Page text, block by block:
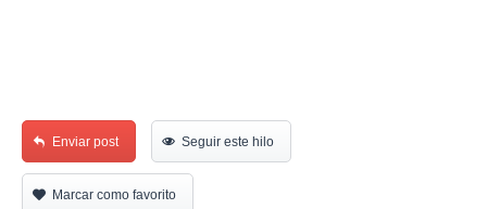
Enviar post Seguir este hilo
Marcar como favorito